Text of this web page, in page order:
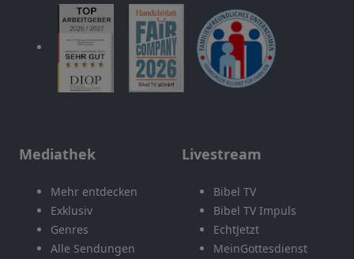
Mediathek
Mehr entdecken
Exklusiv
Genres
Alle Sendungen
Livestream
Bibel TV
Bibel TV Impuls
EchtJetzt
MeinGottesdienst